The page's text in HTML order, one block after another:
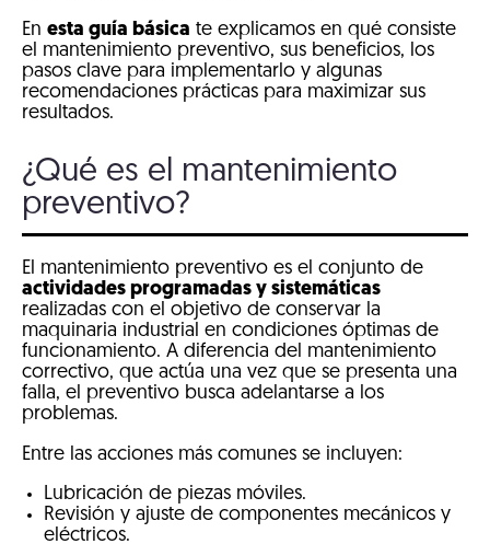
En esta guía básica te explicamos en qué consiste
el mantenimiento preventivo, sus beneficios, los
pasos clave para implementarlo y algunas
recomendaciones prácticas para maximizar sus
resultados.
¿Qué es el mantenimiento
preventivo?
El mantenimiento preventivo es el conjunto de
actividades programadas y sistemáticas
realizadas con el objetivo de conservar la
maquinaria industrial en condiciones óptimas de
funcionamiento. A diferencia del mantenimiento
correctivo, que actúa una vez que se presenta una
falla, el preventivo busca adelantarse a los
problemas.
Entre las acciones más comunes se incluyen:
Lubricación de piezas móviles.
Revisión y ajuste de componentes mecánicos y
eléctricos.